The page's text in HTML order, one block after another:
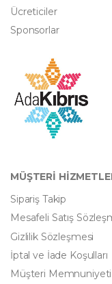
Ücreticiler
Sponsorlar
MÜŞTERİ
Sipariş Takip
Mesafeli Satış
Gizlilik Sözleşmesi
İptal ve İade Koşulları
Müşteri